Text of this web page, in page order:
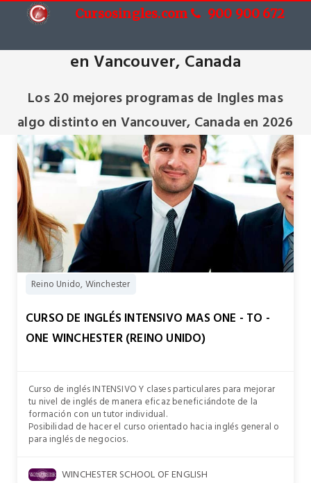
Cursosingles.com 900 900 672
en Vancouver, Canada
Los 20 mejores programas de Ingles mas
algo distinto en Vancouver, Canada en 2026
Reino Unido, Winchester
CURSO DE INGLÉS INTENSIVO MAS ONE - TO -
ONE WINCHESTER (REINO UNIDO)
Curso de inglés INTENSIVO Y clases particulares para mejorar
tu nivel de inglés de manera eficaz beneficiándote de la
formación con un tutor individual.
Posibilidad de hacer el curso orientado hacia inglés general o
para inglés de negocios.
WINCHESTER SCHOOL OF ENGLISH